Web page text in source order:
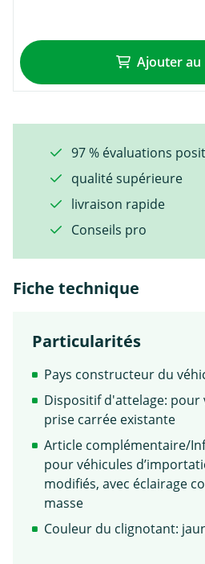
Ajouter au
97 % évaluations
qualité supérieure
livraison rapide
Conseils pro
Fiche technique
Particularités
Pays constructeur du
Dispositif d'attelage: pour
prise carrée existante
Article complémentaire/
pour véhicules
modifiés, avec éclairage
masse
Couleur du clignotant: